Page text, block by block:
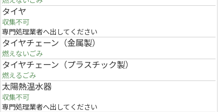
タイヤ
収集不可
専門処理業者へ出してください
タイヤチェーン（金属製）
燃えないごみ
タイヤチェーン（プラスチック製）
燃えるごみ
太陽熱温水器
収集不可
専門処理業者へ出してください